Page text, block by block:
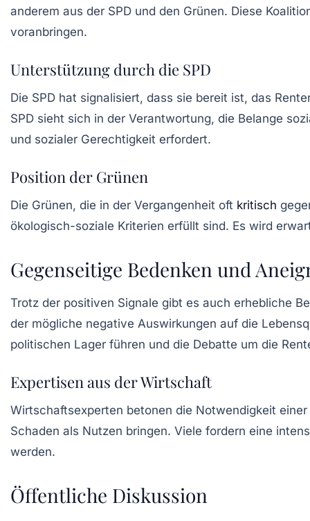
anderem aus der SPD und den Grünen. Diese
voranbringen.
Unterstützung durch die SPD
Die SPD hat signalisiert, dass sie bereit ist, das
SPD sieht sich in der Verantwortung, die Belange
und sozialer Gerechtigkeit erfordert.
Position der Grünen
Die Grünen, die in der Vergangenheit oft kritisch
ökologisch-soziale Kriterien erfüllt sind. Es wird
Gegenseitige Bedenken und
Trotz der positiven Signale gibt es auch erhebliche
der mögliche negative Auswirkungen auf die
politischen Lager führen und die Debatte um die
Expertisen aus der Wirtschaft
Wirtschaftsexperten betonen die Notwendigkeit
Schaden als Nutzen bringen. Viele fordern eine
werden.
Öffentliche Diskussion